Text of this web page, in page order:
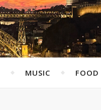
MUSIC FOOD